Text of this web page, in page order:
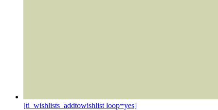
[ti_wishlists_addtowishlist loop=yes]